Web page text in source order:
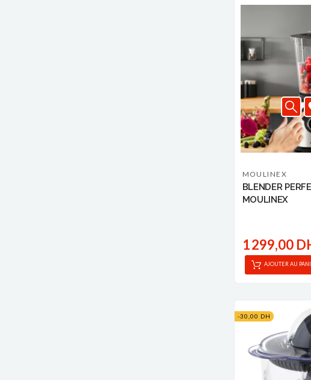
MOULINEX
BLENDER
MOULINEX
1 299,00
AJOUTER AU
-30,00 DH